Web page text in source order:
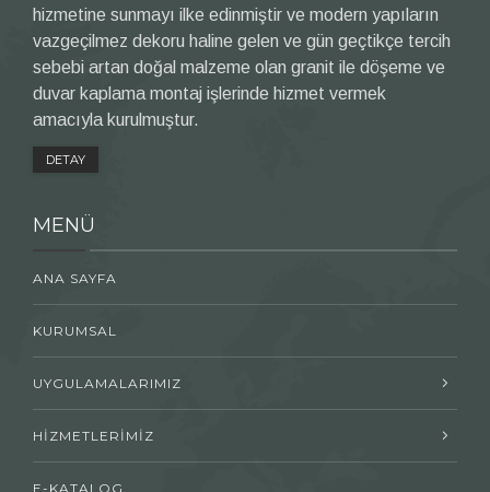
hizmetine sunmayı ilke edinmiştir ve modern yapıların
vazgeçilmez dekoru haline gelen ve gün geçtikçe tercih
sebebi artan doğal malzeme olan granit ile döşeme ve
duvar kaplama montaj işlerinde hizmet vermek
amacıyla kurulmuştur.
DETAY
MENÜ
ANA SAYFA
KURUMSAL
UYGULAMALARIMIZ
HİZMETLERİMİZ
E-KATALOG